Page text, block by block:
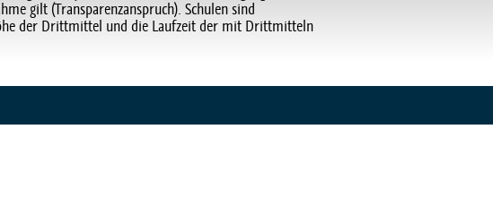
gilt (Transparenzanspruch). Schulen sind
der Drittmittel und die Laufzeit der mit Drittmitteln